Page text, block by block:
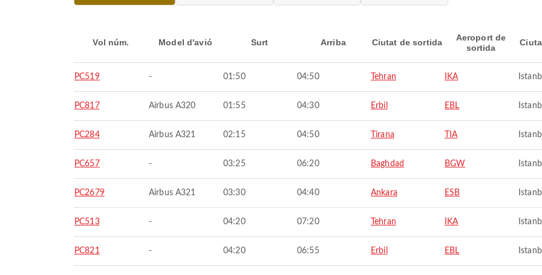
Vol núm. Model d'avió Surt Arriba Ciutat de sortida
Aeroport de
sortida
PC519 - 01:50 04:50 Tehran IKA
PC817 Airbus A320 01:55 04:30 Erbil EBL
PC284 Airbus A321 02:15 04:50 Tirana TIA
PC657 - 03:25 06:20 Baghdad BGW
PC2679 Airbus A321 03:30 04:40 Ankara ESB
PC513 - 04:20 07:20 Tehran IKA
PC821 - 04:20 06:55 Erbil EBL